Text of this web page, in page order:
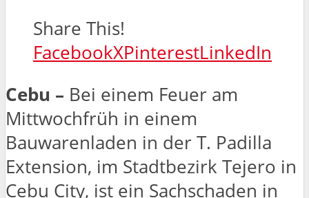
Share This!
FacebookXPinterestLinkedIn
Cebu – Bei einem Feuer am
Mittwochfrüh in einem
Bauwarenladen in der T. Padilla
Extension, im Stadtbezirk Tejero in
Cebu City, ist ein Sachschaden in